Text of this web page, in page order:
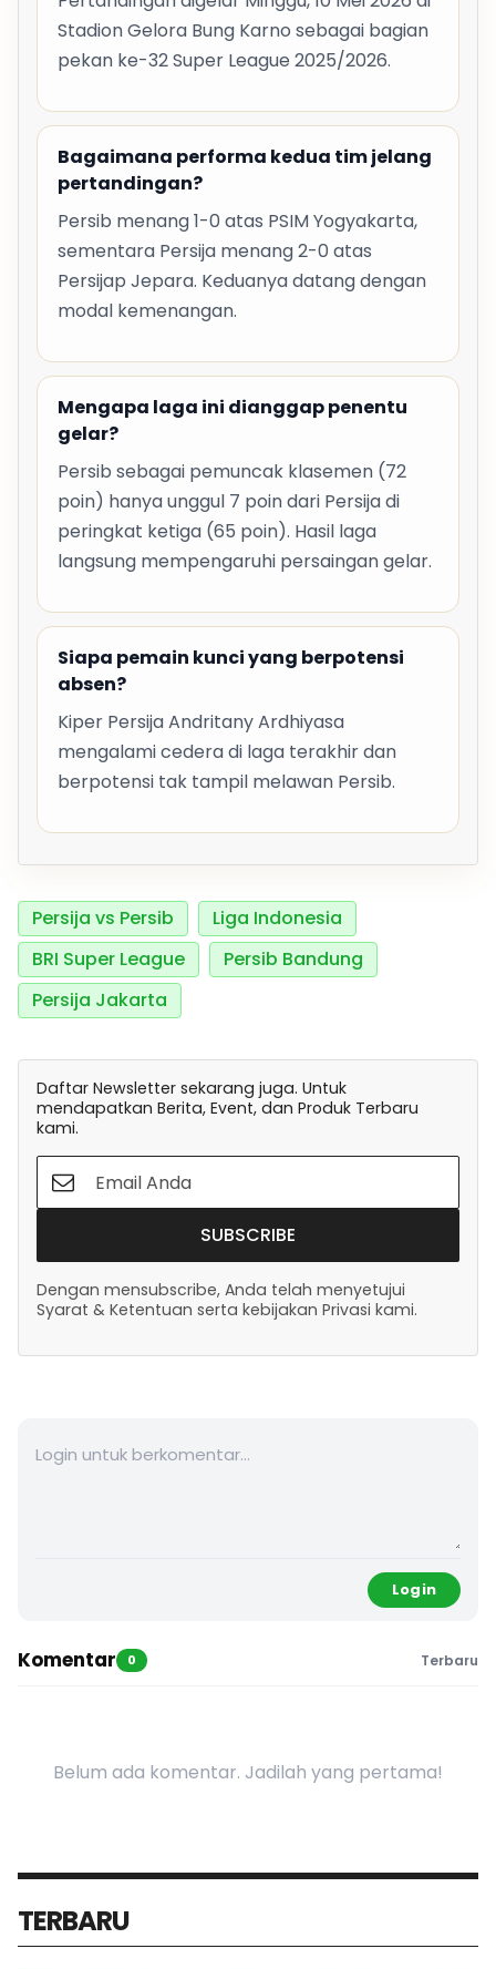
Stadion Gelora Bung Karno sebagai bagian
pekan ke-32 Super League 2025/2026.
Bagaimana performa kedua tim jelang
pertandingan?
Persib menang 1-0 atas PSIM Yogyakarta,
sementara Persija menang 2-0 atas
Persijap Jepara. Keduanya datang dengan
modal kemenangan.
Mengapa laga ini dianggap penentu
gelar?
Persib sebagai pemuncak klasemen (72
poin) hanya unggul 7 poin dari Persija di
peringkat ketiga (65 poin). Hasil laga
langsung mempengaruhi persaingan gelar.
Siapa pemain kunci yang berpotensi
absen?
Kiper Persija Andritany Ardhiyasa
mengalami cedera di laga terakhir dan
berpotensi tak tampil melawan Persib.
Persija vs Persib
Liga Indonesia
BRI Super League
Persib Bandung
Persija Jakarta
Daftar Newsletter sekarang juga. Untuk
mendapatkan Berita, Event, dan Produk Terbaru
kami.
SUBSCRIBE
Dengan mensubscribe, Anda telah menyetujui
Syarat & Ketentuan serta kebijakan Privasi kami.
Login
Komentar 0 Terbaru
Belum ada komentar. Jadilah yang pertama!
TERBARU